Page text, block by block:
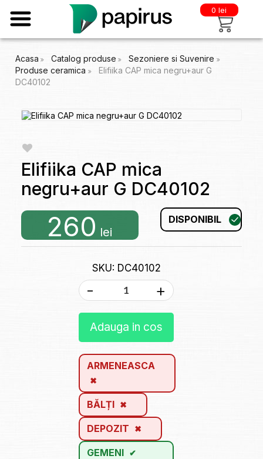
0 lei
Acasa Catalog produse
Sezoniere si Suvenire
Produse ceramica
Elifiika CAP mica negru+aur G
DC40102
Elifiika CAP mica
negru+aur G DC40102
260 lei
DISPONIBIL
SKU: DC40102
- +
Adauga in cos
ARMENEASCA
BĂLȚI
DEPOZIT
GEMENI